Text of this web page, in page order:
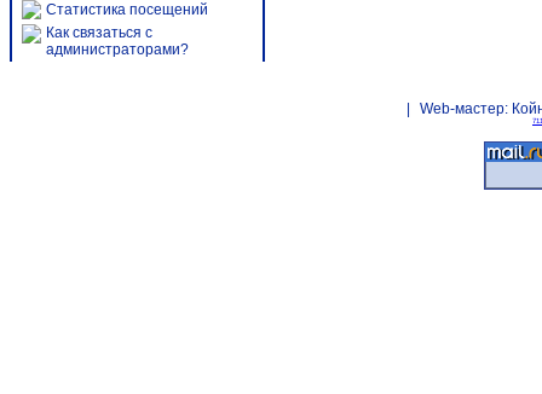
Статистика посещений
Как связаться с
администраторами?
Web-мастер: